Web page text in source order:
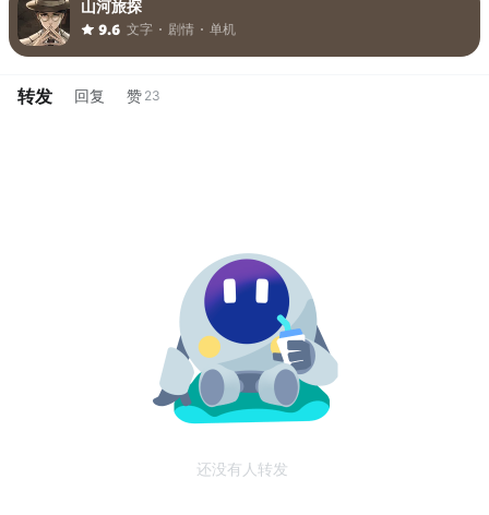
山河旅探
9.6 文字 剧情 单机
转发 回复 赞 23
还没有人转发